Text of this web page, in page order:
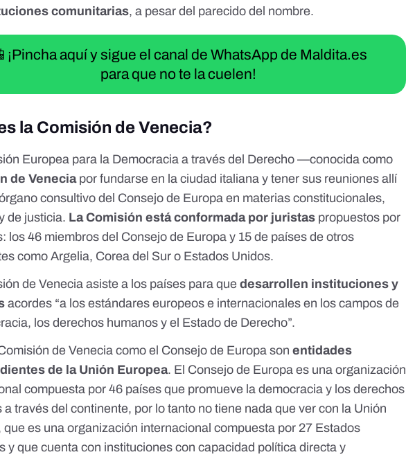
comunitarias, a pesar del parecido del nombre.
¡Pincha aquí y sigue el canal de WhatsApp de Maldita.es
para que no te la cuelen!
la Comisión de Venecia?
Europea para la Democracia a través del Derecho —conocida como
de Veneciapor fundarse en la ciudad italiana y tener sus reuniones allí
consultivo del Consejo de Europa en materias constitucionales,
de justicia. La Comisión está conformada por juristas propuestos por
los 46 miembros del Consejo de Europa y 15 de países de otros
como Argelia, Corea del Sur o Estados Unidos.
de Venecia asiste a los países para quedesarrollen instituciones y
acordes “a los estándares europeos e internacionales en los campos de
los derechos humanos y el Estado de Derecho”.
de Venecia como el Consejo de Europa sonentidades
de la Unión Europea. El Consejo de Europa es una organización
compuesta por 46 países que promueve la democracia y los derechos
a través del continente, por lo tanto no tiene nada que ver con la Unión
que es una organización internacional compuesta por 27 Estados
y que cuenta con instituciones con capacidad política directa y